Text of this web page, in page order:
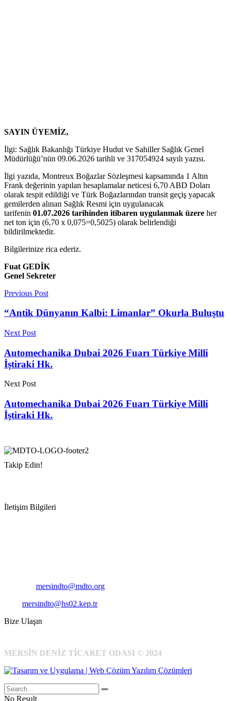
SAYIN ÜYEMİZ,
İlgi: Sağlık Bakanlığı Türkiye Hudut ve Sahiller Sağlık Genel
Müdürlüğü’nün 09.06.2026 tarihli ve 317054924 sayılı yazısı.
İlgi yazıda, Montreux Boğazlar Sözleşmesi kapsamında 1 Altın
Frank değerinin yapılan hesaplamalar neticesi 6,70 ABD Doları
olarak tespit edildiği ve Türk Boğazlarından transit geçiş yapacak
gemilerden alınan Sağlık Resmi için uygulanacak
tarifenin 01.07.2026 tarihinden itibaren uygulanmak üzere her
net ton için (6,70 x 0,075=0,5025) olarak belirlendiği
bildirilmektedir.
Bilgilerinize rica ederiz.
Fuat GEDİK
Genel Sekreter
Previous Post
“Antik Dünyanın Kalbi: Limanlar” Okurla Buluştu
Next Post
Automechanika Dubai 2026 Fuarı Türkiye Milli
İştiraki Hk.
Next Post
Automechanika Dubai 2026 Fuarı Türkiye Milli
İştiraki Hk.
Takip Edin!
İletişim Bilgileri
mersindto@mdto.org
mersindto@hs02.kep.tr
Bize Ulaşın
MERSİN DENİZ TİCARET ODASI © 2024
No Result